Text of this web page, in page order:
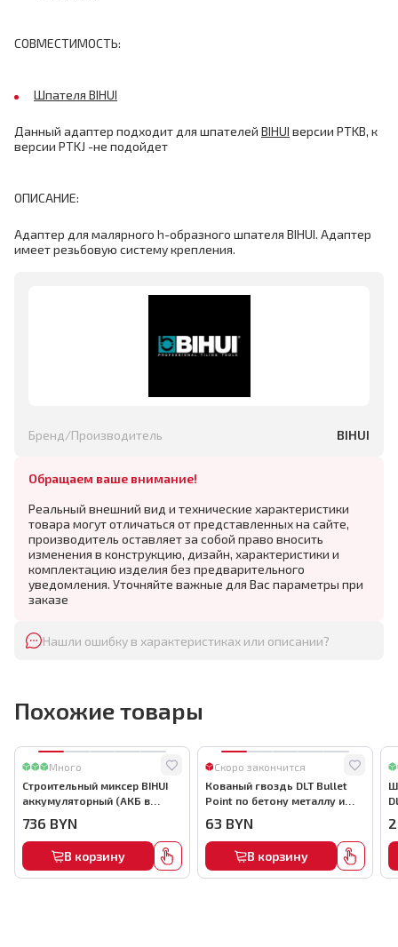
СОВМЕСТИМОСТЬ:
Шпателя BIHUI
Данный адаптер подходит для шпателей BIHUI версии PTKB, к
версии PTKJ -не подойдет
ОПИСАНИЕ:
Адаптер для малярного h-образного шпателя BIHUI. Адаптер
имеет резьбовую систему крепления.
Бренд/Производитель BIHUI
Обращаем ваше внимание!
Реальный внешний вид и технические характеристики
товара могут отличаться от представленных на сайте,
производитель оставляет за собой право вносить
изменения в конструкцию, дизайн, характеристики и
комплектацию изделия без предварительного
уведомления. Уточняйте важные для Вас параметры при
заказе
Нашли ошибку в характеристиках или описании?
Похожие товары
Много
Строительный миксер BIHUI
аккумуляторный (АКБ в
736 BYN
В корзину
Скоро закончится
Кованый гвоздь DLT Bullet
Point по бетону металлу и
арт.0116
63 BYN
В корзину